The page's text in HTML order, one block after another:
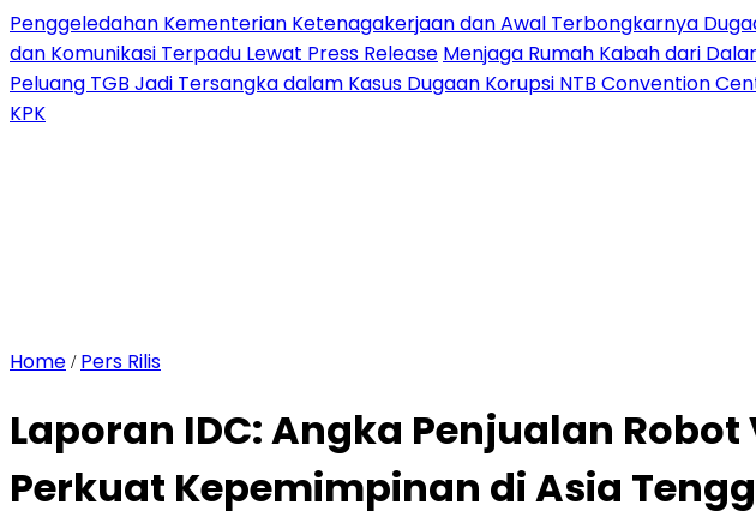
Penggeledahan Kementerian Ketenagakerjaan dan Awal Terbongkarnya
dan Komunikasi Terpadu Lewat Press Release Menjaga Rumah Kabah dari
Peluang TGB Jadi Tersangka dalam Kasus Dugaan Korupsi NTB Convention
KPK
Home / Pers Rilis
Laporan IDC: Angka Penjualan
Perkuat Kepemimpinan di Asia